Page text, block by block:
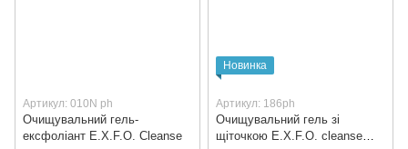
Артикул: 010N ph
Очищувальний гель-
ексфоліант E.X.F.O. Cleanse
Новинка
Артикул: 186ph
Очищувальний гель зі
щіточкою E.X.F.O. cleanse